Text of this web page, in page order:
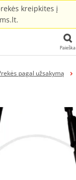
kreipkites į
Paieška
pagal užsakymą